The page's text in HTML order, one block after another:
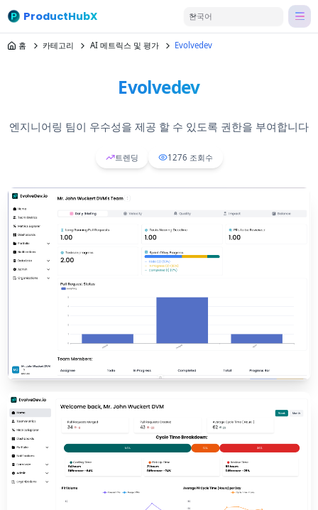
ProductHubX 한국어
홈 카테고리 AI 메트릭스 및 평가 Evolvedev
Evolvedev
엔지니어링 팀이 우수성을 제공 할 수 있도록 권한을 부여합니다
트렌딩 1276 조회수